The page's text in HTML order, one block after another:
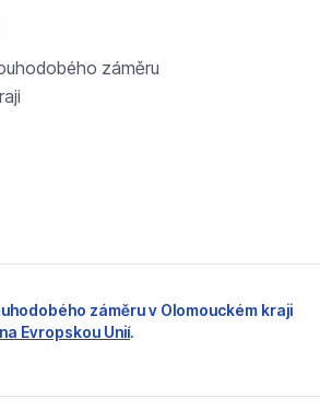
záměru
záměru v Olomouckém kraji
Evropskou Unií.